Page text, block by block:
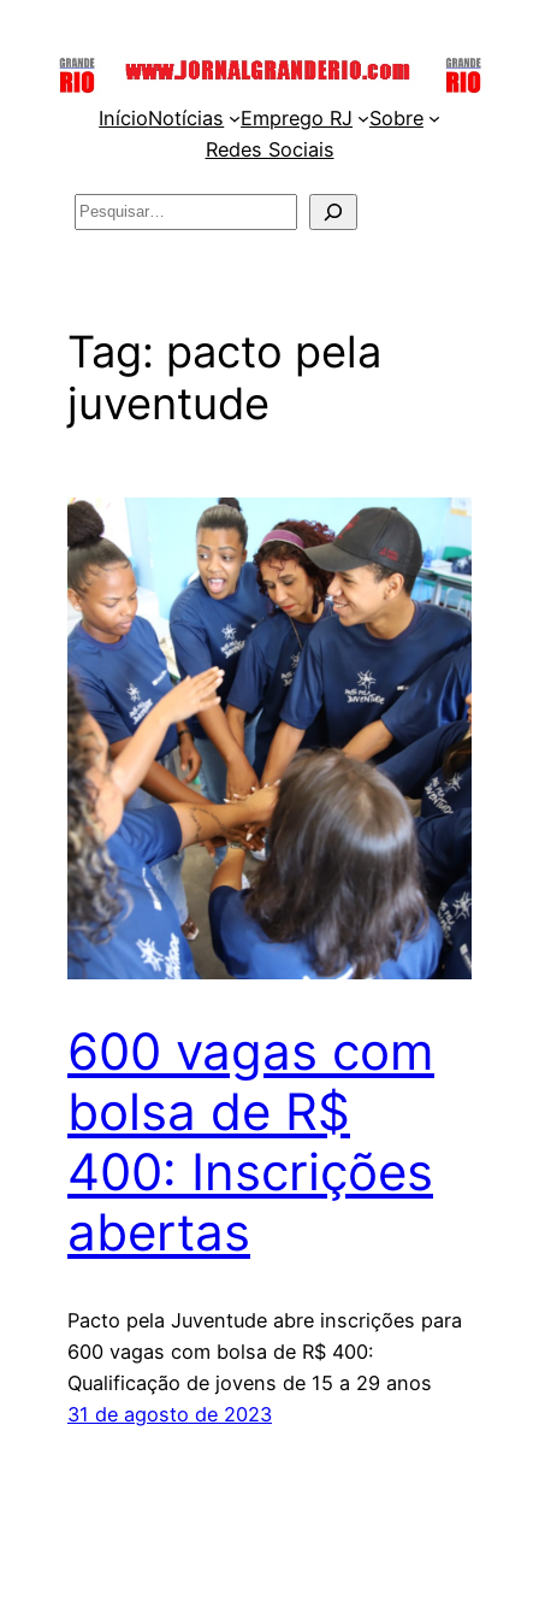
InícioNotícias Emprego RJ
Sobre
Redes Sociais
Pesquisar
Tag: pacto pela
juventude
600 vagas com
bolsa de R$
400: Inscrições
abertas
Pacto pela Juventude abre inscrições para
600 vagas com bolsa de R$ 400:
Qualificação de jovens de 15 a 29 anos
31 de agosto de 2023